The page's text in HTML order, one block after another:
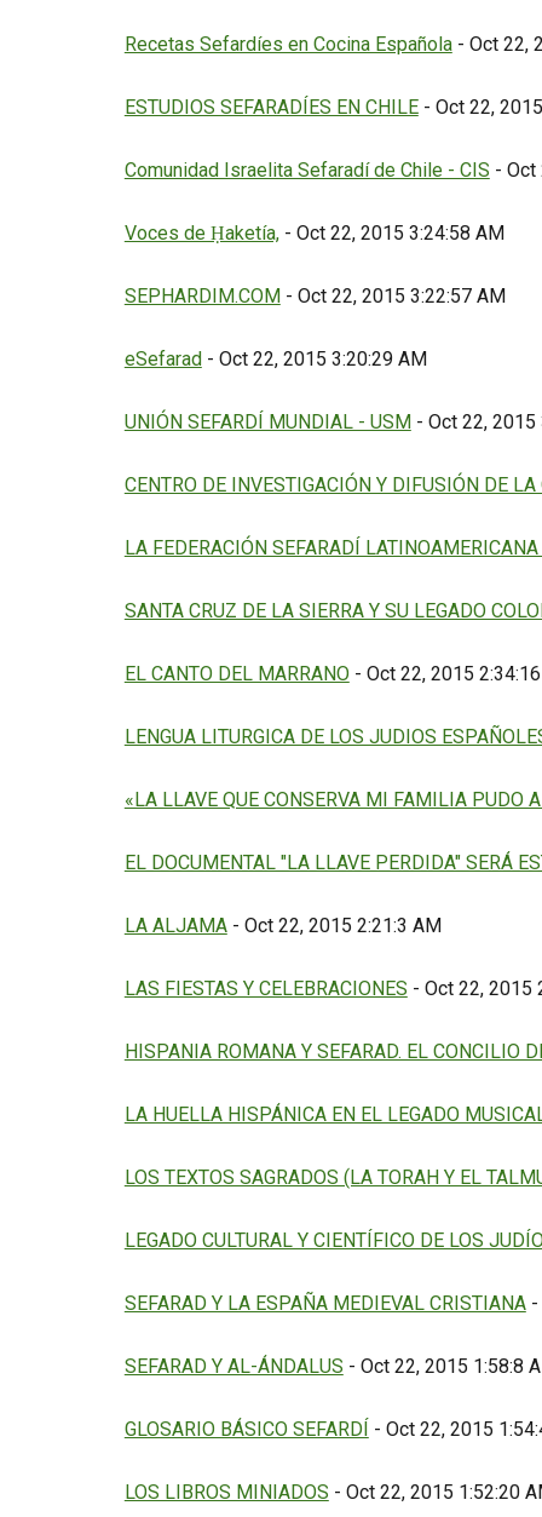
Recetas Sefardíes en Cocina Española- Oct 22,
ESTUDIOS SEFARADÍES EN CHILE- Oct 22,
Comunidad Israelita Sefaradí de Chile - CIS - Oct
Voces de Ḥaketía,- Oct 22, 2015 3:24:58 AM
SEPHARDIM.COM- Oct 22, 2015 3:22:57 AM
eSefarad- Oct 22, 2015 3:20:29 AM
UNIÓN SEFARDÍ MUNDIAL - USM- Oct 22, 2015
CENTRO DE INVESTIGACIÓN Y DIFUSIÓN DE
LA FEDERACIÓN SEFARADÍ
SANTA CRUZ DE LA SIERRA Y SU LEGADO
EL CANTO DEL MARRANO- Oct 22, 2015
LENGUA LITURGICA DE LOS JUDIOS
«LA LLAVE QUE CONSERVA MI FAMILIA PUDO
EL DOCUMENTAL "LA LLAVE PERDIDA" SERÁ
LA ALJAMA- Oct 22, 2015 2:21:3 AM
LAS FIESTAS Y CELEBRACIONES - Oct 22, 2015
HISPANIA ROMANA Y SEFARAD. EL CONCILIO
LA HUELLA HISPÁNICA EN EL LEGADO
LOS TEXTOS SAGRADOS (LA TORAH Y EL
LEGADO CULTURAL Y CIENTÍFICO DE LOS
SEFARAD Y LA ESPAÑA MEDIEVAL CRISTIANA-
SEFARAD Y AL-ÁNDALUS - Oct 22, 2015 1:58:8
GLOSARIO BÁSICO SEFARDÍ - Oct 22, 2015
LOS LIBROS MINIADOS - Oct 22, 2015 1:52:20